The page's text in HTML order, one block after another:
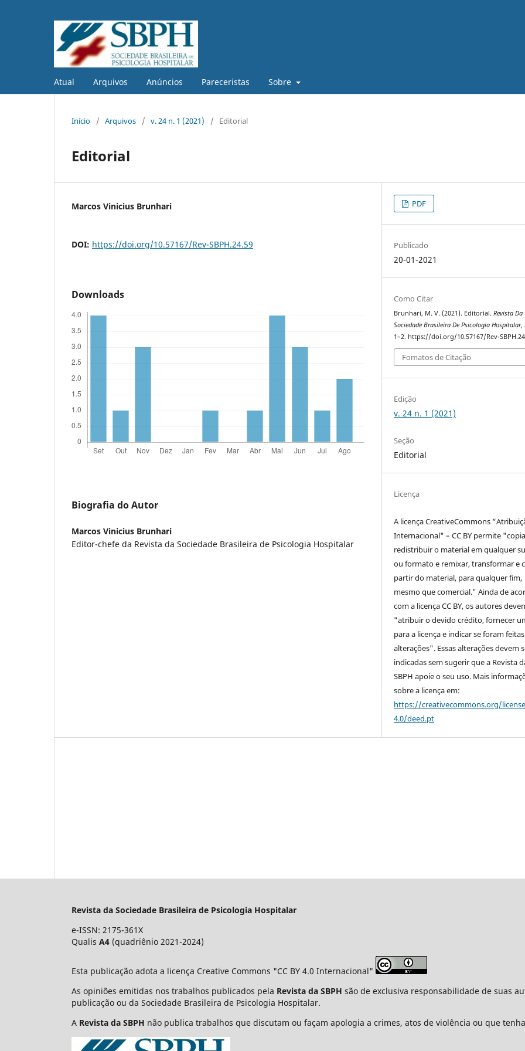
Atual Arquivos Anúncios Pareceristas Sobre
Início / Arquivos / v. 24 n. 1 (2021) / Editorial
Editorial
Marcos Vinicius Brunhari
DOI: https://doi.org/10.57167/Rev-SBPH.24.59
Downloads
Biografia do Autor
Marcos Vinicius Brunhari
Editor-chefe da Revista da Sociedade Brasileira de Psicologia Hospitalar
PDF
Publicado
20-01-2021
Como Citar
Brunhari, M. V. (2021). Editorial.Revista Da
Sociedade Brasileira De Psicologia Hospitalar,
1–2. https://doi.org/10.57167/Rev-
Fomatos de Citação
Edição
v. 24 n. 1 (2021)
Seção
Editorial
Licença
A licença CreativeCommons
Internacional" – CC BY permite
redistribuir o material em qualquer
ou formato e remixar, transformar e
partir do material, para qualquer fim,
mesmo que comercial." Ainda de
com a licença CC BY, os autores
"atribuir o devido crédito, fornecer
para a licença e indicar se foram feitas
alterações". Essas alterações devem
indicadas sem sugerir que a Revista
SBPH apoie o seu uso. Mais
sobre a licença em:
https://creativecommons.org/
4.0/deed.pt
Revista da Sociedade Brasileira de Psicologia Hospitalar
e-ISSN: 2175-361X
Qualis A4 (quadriênio 2021-2024)
Esta publicação adota a licença Creative Commons "CC BY 4.0 Internacional"
As opiniões emitidas nos trabalhos publicados pela Revista da SBPH são de exclusiva responsabilidade de suas
publicação ou da Sociedade Brasileira de Psicologia Hospitalar.
A Revista da SBPH não publica trabalhos que discutam ou façam apologia a crimes, atos de violência ou que